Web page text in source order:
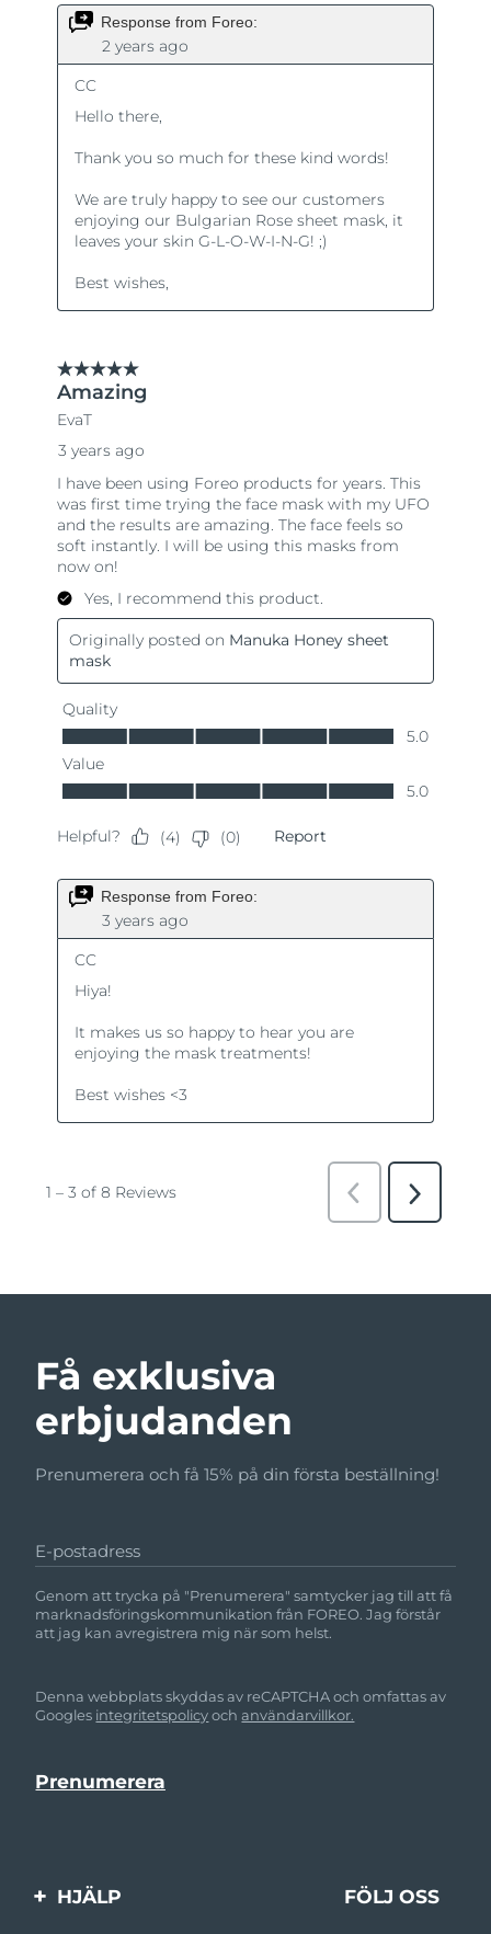
Få exklusiva
erbjudanden
Prenumerera och få 15% på din första beställning!
E-postadress
Genom att trycka på "Prenumerera" samtycker jag till att få
marknadsföringskommunikation från FOREO. Jag förstår
att jag kan avregistrera mig när som helst.
Denna webbplats skyddas av reCAPTCHA och omfattas av
Googles integritetspolicyochanvändarvillkor.
HJÄLP FÖLJ OSS